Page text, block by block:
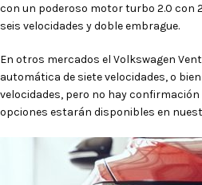
con un poderoso motor turbo 2.0 con
seis velocidades y doble embrague.
En otros mercados el Volkswagen
automática de siete velocidades, o
velocidades, pero no hay
opciones estarán disponibles en